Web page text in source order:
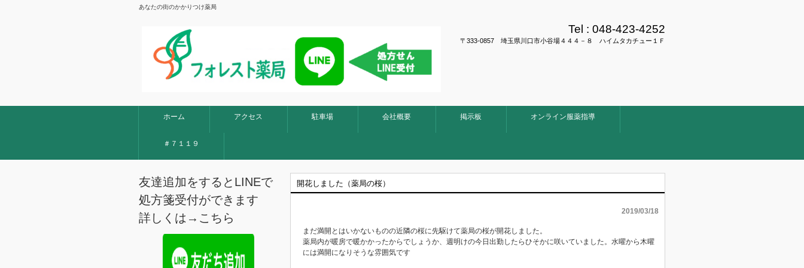
あなたの街のかかりつけ薬局
Tel : 048-423-4252
〒333-0857 埼玉県川口市小谷場４４４－８ ハイムタカチュー１Ｆ
ホーム アクセス 駐車場 会社概要 掲示板 オンライン服薬指導
＃７１１９
開花しました（薬局の桜）
2019/03/18
まだ満開とはいかないものの近隣の桜に先駆けて薬局の桜が開花しました。
薬局内が暖房で暖かかったからでしょうか、週明けの今日出勤したらひそかに咲いていました。水曜から木曜
には満開になりそうな雰囲気です
友達追加をするとLINEで
処方箋受付ができます
詳しくは→ こちら